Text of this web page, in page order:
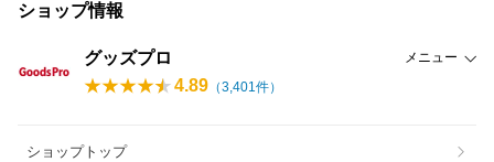
ショップ情報
グッズプロ メニュー
4.89 （3,401件）
ショップトップ